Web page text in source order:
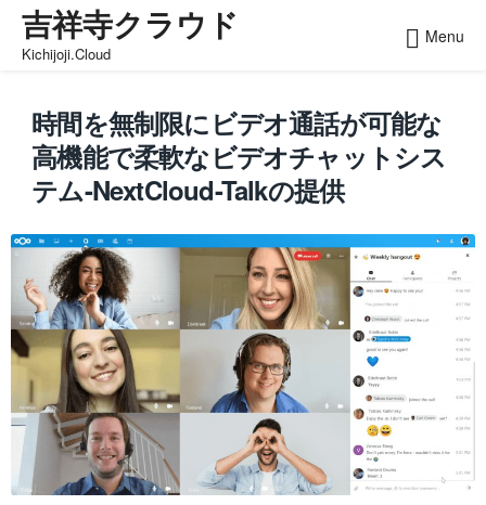
Skip吉祥寺クラウド
Kichijoji.Cloud
Menu
時間を無制限にビデオ通話が可能な
高機能で柔軟なビデオチャットシス
テム-NextCloud-Talkの提供